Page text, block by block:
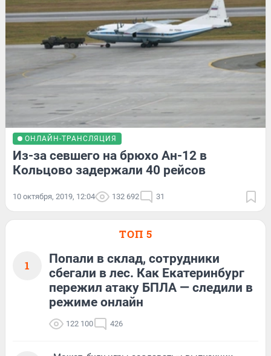
ОНЛАЙН-ТРАНСЛЯЦИЯ
Из-за севшего на брюхо Ан-12 в
Кольцово задержали 40 рейсов
10 октября, 2019, 12:04 132 692 31
ТОП 5
1
Попали в склад, сотрудники
сбегали в лес. Как Екатеринбург
пережил атаку БПЛА — следили в
режиме онлайн
122 100 426